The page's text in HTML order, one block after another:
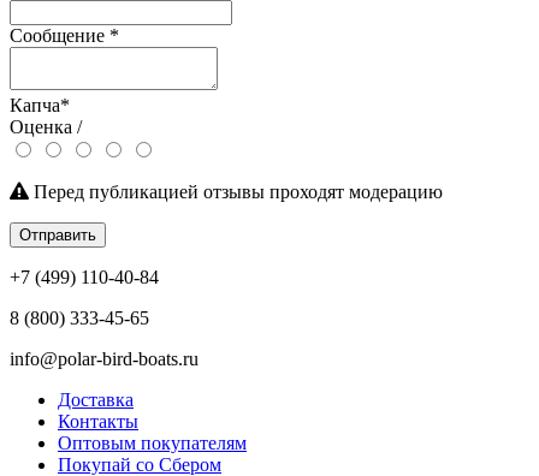
Сообщение *
Капча*
Оценка /
Перед публикацией отзывы проходят модерацию
Отправить
+7 (499) 110-40-84
8 (800) 333-45-65
info@polar-bird-boats.ru
Доставка
Контакты
Оптовым покупателям
Покупай со Сбером